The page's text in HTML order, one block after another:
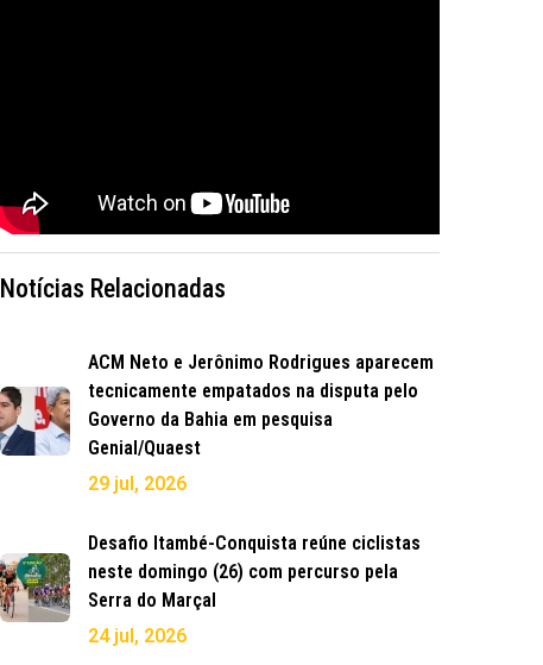
Notícias Relacionadas
ACM Neto e Jerônimo Rodrigues aparecem
tecnicamente empatados na disputa pelo
Governo da Bahia em pesquisa
Genial/Quaest
29 jul, 2026
Desafio Itambé-Conquista reúne ciclistas
neste domingo (26) com percurso pela
Serra do Marçal
24 jul, 2026